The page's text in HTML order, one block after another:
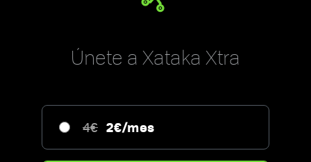
Únete a Xataka Xtra
4€ 2€/mes